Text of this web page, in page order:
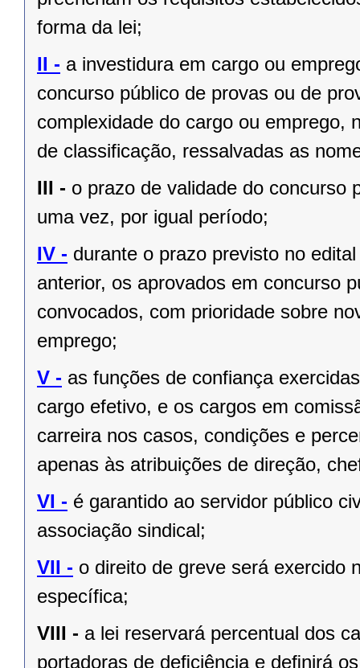
forma da lei;
II - a investidura em cargo ou
concurso público de provas ou de
complexidade do cargo ou emprego,
de classificação, ressalvadas as
III - o prazo de validade do concurso
uma vez, por igual período;
IV - durante o prazo previsto no
anterior, os aprovados em concurso
convocados, com prioridade sobre
emprego;
V - as funções de confiança
cargo efetivo, e os cargos em
carreira nos casos, condições e
apenas às atribuições de direção,
VI - é garantido ao servidor público
associação sindical;
VII - o direito de greve será exercido
específica;
VIII - a lei reservará percentual dos
portadoras de deﬁciência e deﬁnirá